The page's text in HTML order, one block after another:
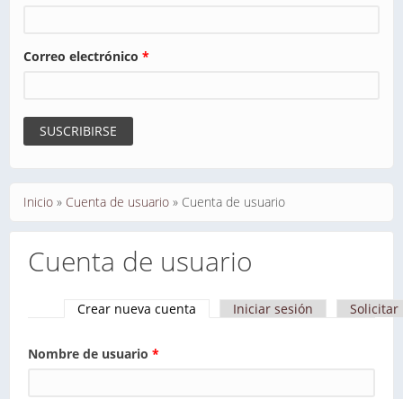
Correo electrónico *
Se encuentra usted aquí
Inicio » Cuenta de usuario » Cuenta de usuario
Cuenta de usuario
Solapas principales
Crear nueva cuenta (solapa activa)
Iniciar sesión Solicitar
Nombre de usuario *